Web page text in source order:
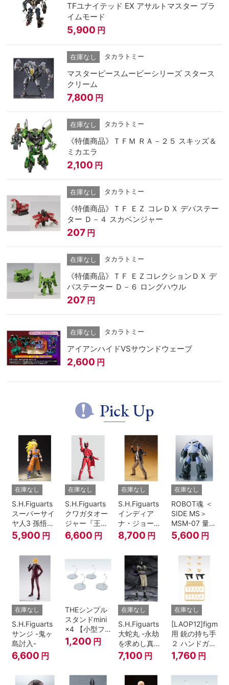
TFユナイテッド EX アサルトマスター プラ
イムモード
5,900 円
在庫なし タカラトミー
マスターピースムービーシリーズ スタース
クリーム
7,800 円
在庫なし タカラトミー
《特価商品》ＴＦＭ ＲＡ－２５ スキッズ＆
ミカエラ
2,100 円
在庫なし タカラトミー
《特価商品》ＴＦ ＥＺ コレＤＸ デバステー
ター Ｄ－４ スカベンジャー
207 円
在庫なし タカラトミー
《特価商品》ＴＦ ＥＺコレクションＤＸ デ
バステーター Ｄ－６ ロングハウル
207 円
在庫なし タカラトミー
アイアンハイドVSサウンドウェーブ
2,600 円
Pick Up
在庫なし
S.H.Figuarts
スーパーサイ
ヤ人3 孫悟空
『ドラゴンボ
ールZ』
5,900 円
在庫なし
S.H.Figuarts
クワガタオー
ジャー『王様
戦隊キングオ
ージャー』
6,600 円
在庫なし
S.H.Figuarts
インディア
ナ・ジョーン
ズ（レイダー
ス/失われたア
櫃》）
8,700 円
在庫なし
ROBOT魂 ＜
SIDE MS＞
MSM-07 量産
型ズゴック
ver.
5,600 円
在庫なし
S.H.Figuarts
サンジ -鬼ヶ
島討入-
6,600 円
THEシンプル
スタンドmini
×4 【小型フ
ィギュア＆デ
ィフォルメフ
1,200 円
在庫なし
S.H.Figuarts
大蛇丸 -永劫
を求めし真理
の探究者-
『NARUTO-
7,100 円
在庫なし
[LAOP12]figma
用 銃の持ち手
２ ハンドガン
セット
1,760 円